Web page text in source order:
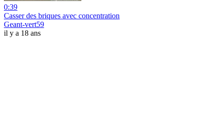
0:39
Casser des briques avec concentration
Geant-vert59
il y a 18 ans